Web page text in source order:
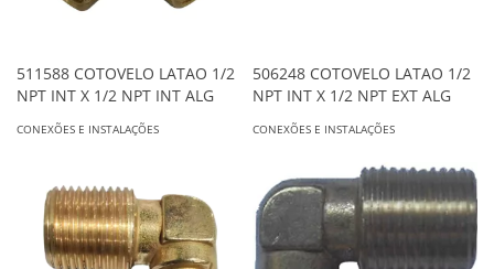
511588 COTOVELO LATAO 1/2
NPT INT X 1/2 NPT INT ALG
CONEXÕES E INSTALAÇÕES
506248 COTOVELO LATAO 1/2
NPT INT X 1/2 NPT EXT ALG
CONEXÕES E INSTALAÇÕES